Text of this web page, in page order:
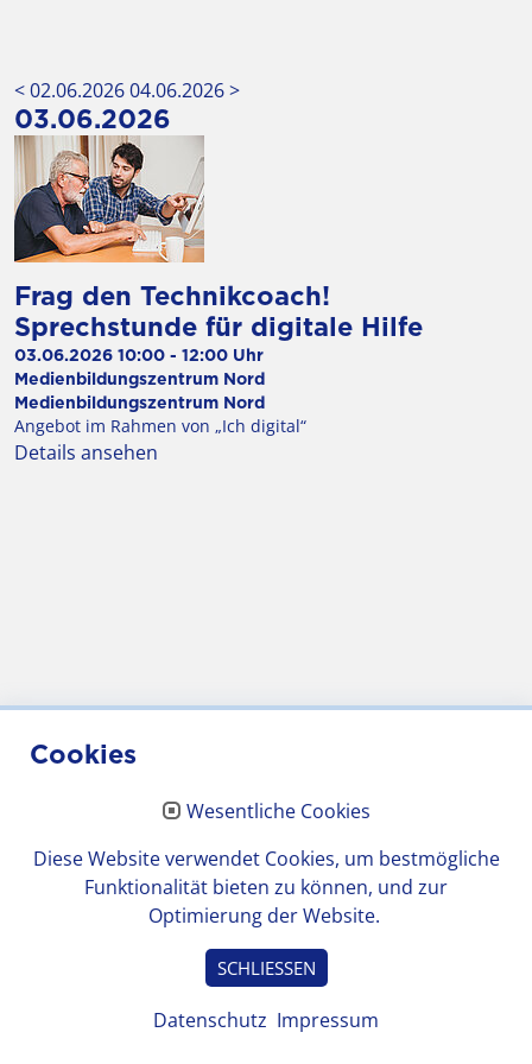
< 02.06.202604.06.2026 >
03.06.2026
Frag den Technikcoach!
Sprechstunde für digitale Hilfe
03.06.2026 10:00 - 12:00 Uhr
Ort
Medienbildungszentrum Nord
Veranstalter
Medienbildungszentrum Nord
Angebot im Rahmen von „Ich digital“
Details ansehen
Cookies
Wesentliche Cookies
Diese Website verwendet Cookies, um bestmögliche
Funktionalität bieten zu können, und zur
Optimierung der Website.
SCHLIESSEN
Datenschutz Impressum